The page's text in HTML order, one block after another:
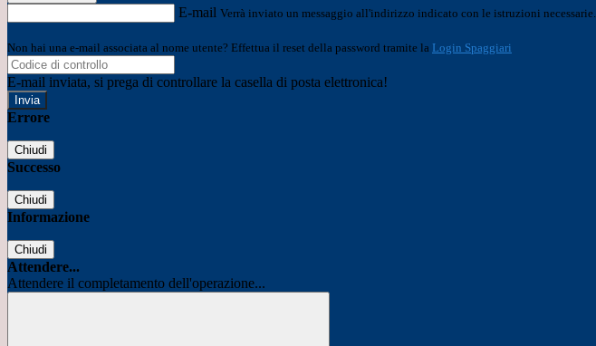
E-mail Verrà inviato un messaggio all'indirizzo indicato con le istruzioni necessarie.
Non hai una e-mail associata al nome utente? Effettua il reset della password tramite la Login Spaggiari
E-mail inviata, si prega di controllare la casella di posta elettronica!
Errore
Chiudi
Successo
Chiudi
Informazione
Chiudi
Attendere...
Attendere il completamento dell'operazione...